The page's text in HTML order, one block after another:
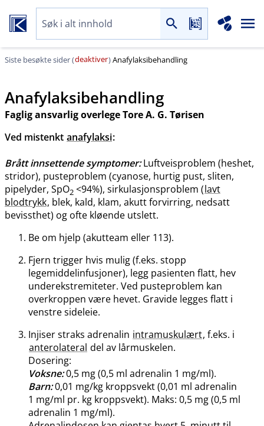
Siste besøkte sider (deaktiver)Anafylaksibehandling
Anafylaksibehandling
Faglig ansvarlig overlege Tore A. G. Tørisen
Ved mistenkt anafylaksi:
Brått innsettende symptomer:Luftveisproblem (heshet,
stridor), pusteproblem (cyanose, hurtig pust, sliten,
pipelyder, SpO2 <94%), sirkulasjonsproblem (lavt
blodtrykk, blek, kald, klam, akutt forvirring, nedsatt
bevissthet) og ofte kløende utslett.
Be om hjelp (akutteam eller 113).
Fjern trigger hvis mulig (f.eks. stopp
legemiddelinfusjoner), legg pasienten flatt, hev
underekstremiteter. Ved pusteproblem kan
overkroppen være hevet. Gravide legges flatt i
venstre sideleie.
Injiser straks adrenalin intramuskulært, f.eks. i
anterolateral del av lårmuskelen.
Dosering:
Voksne:0,5 mg (0,5 ml adrenalin 1 mg​/​ml).
Barn:0,01 mg/kg kroppsvekt (0,01 ml adrenalin
1 mg/ml pr. kg kroppsvekt). Maks: 0,5 mg (0,5 ml
adrenalin 1 mg​/​ml).